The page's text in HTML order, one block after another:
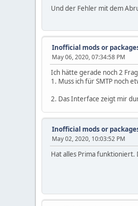
Und der Fehler mit dem
Inofficial mods or
May 06, 2020, 07:34:58 PM
Ich hätte gerade noch 2
1. Muss ich für SMTP noch
2. Das Interface zeigt mir
Inofficial mods or
May 02, 2020, 10:03:52 PM
Hat alles Prima